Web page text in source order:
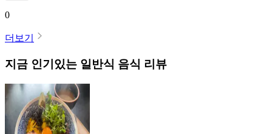
0
더보기
지금 인기있는 일반식 음식 리뷰